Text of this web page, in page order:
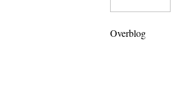
Overblog